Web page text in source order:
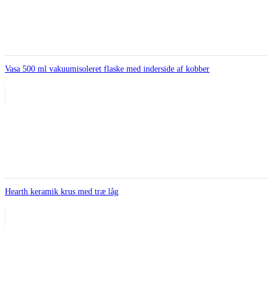
Vasa 500 ml vakuumisoleret flaske med inderside af kobber
Hearth keramik krus med træ låg